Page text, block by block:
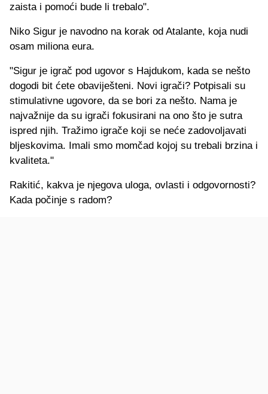
zaista i pomoći bude li trebalo".
Niko Sigur je navodno na korak od Atalante, koja nudi
osam miliona eura.
"Sigur je igrač pod ugovor s Hajdukom, kada se nešto
dogodi bit ćete obaviješteni. Novi igrači? Potpisali su
stimulativne ugovore, da se bori za nešto. Nama je
najvažnije da su igrači fokusirani na ono što je sutra
ispred njih. Tražimo igrače koji se neće zadovoljavati
bljeskovima. Imali smo momčad kojoj su trebali brzina i
kvaliteta."
Rakitić, kakva je njegova uloga, ovlasti i odgovornosti?
Kada počinje s radom?